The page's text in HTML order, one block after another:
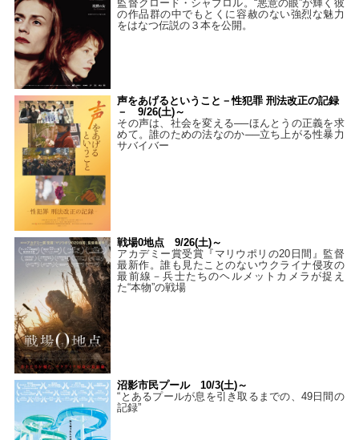
監督クロード・シャブロル。“悪意の眼”が輝く彼
の作品群の中でもとくに容赦のない強烈な魅力
をはなつ伝説の３本を公開。
声をあげるということ－性犯罪 刑法改正の記録
－ 9/26(土)～
その声は、社会を変える──ほんとうの正義を求
めて。誰のための法なのか──立ち上がる性暴力
サバイバー
戦場0地点 9/26(土)～
アカデミー賞受賞『マリウポリの20日間』監督
最新作。誰も見たことのないウクライナ侵攻の
最前線－兵士たちのヘルメットカメラが捉え
た“本物”の戦場
沼影市民プール 10/3(土)～
“とあるプールが息を引き取るまでの、49日間の
記録”